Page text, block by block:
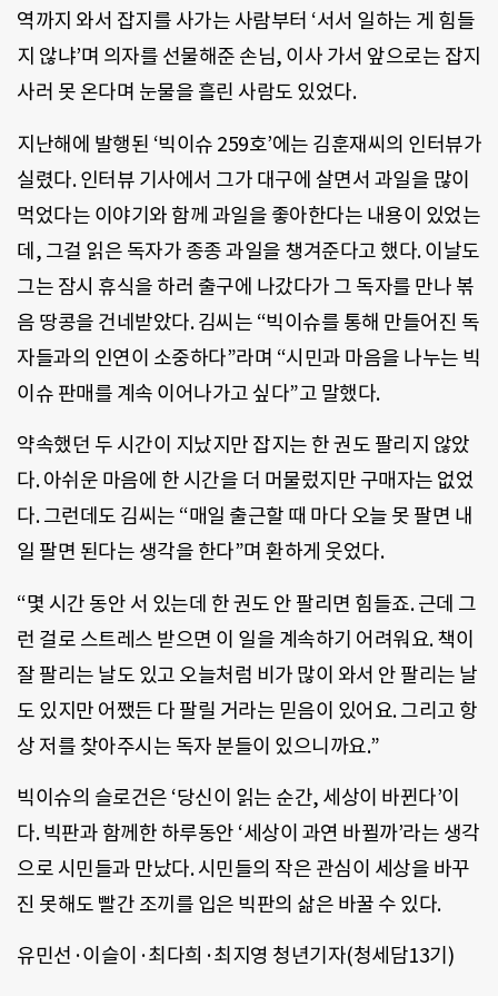
역까지 와서 잡지를 사가는 사람부터 ‘서서 일하는 게 힘들
지 않냐’며 의자를 선물해준 손님, 이사 가서 앞으로는 잡지
사러 못 온다며 눈물을 흘린 사람도 있었다.
지난해에 발행된 ‘빅이슈 259호’에는 김훈재씨의 인터뷰가
실렸다. 인터뷰 기사에서 그가 대구에 살면서 과일을 많이
먹었다는 이야기와 함께 과일을 좋아한다는 내용이 있었는
데, 그걸 읽은 독자가 종종 과일을 챙겨준다고 했다. 이날도
그는 잠시 휴식을 하러 출구에 나갔다가 그 독자를 만나 볶
음 땅콩을 건네받았다. 김씨는 “빅이슈를 통해 만들어진 독
자들과의 인연이 소중하다”라며 “시민과 마음을 나누는 빅
이슈 판매를 계속 이어나가고 싶다”고 말했다.
약속했던 두 시간이 지났지만 잡지는 한 권도 팔리지 않았
다. 아쉬운 마음에 한 시간을 더 머물렀지만 구매자는 없었
다. 그런데도 김씨는 “매일 출근할 때 마다 오늘 못 팔면 내
일 팔면 된다는 생각을 한다”며 환하게 웃었다.
“몇 시간 동안 서 있는데 한 권도 안 팔리면 힘들죠. 근데 그
런 걸로 스트레스 받으면 이 일을 계속하기 어려워요. 책이
잘 팔리는 날도 있고 오늘처럼 비가 많이 와서 안 팔리는 날
도 있지만 어쨌든 다 팔릴 거라는 믿음이 있어요. 그리고 항
상 저를 찾아주시는 독자 분들이 있으니까요.”
빅이슈의 슬로건은 ‘당신이 읽는 순간, 세상이 바뀐다’이
다. 빅판과 함께한 하루동안 ‘세상이 과연 바뀔까’라는 생각
으로 시민들과 만났다. 시민들의 작은 관심이 세상을 바꾸
진 못해도 빨간 조끼를 입은 빅판의 삶은 바꿀 수 있다.
유민선·이슬이·최다희·최지영 청년기자(청세담13기)